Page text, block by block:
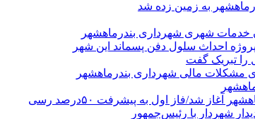
خدمات شهری شهرداری بندرماهشهر
احداث سلول دفن پسماند این شهر
را تبریک گفت
مشکلات مالی شهرداری بندرماهشهر
شهردار با رئیس‌جمهور